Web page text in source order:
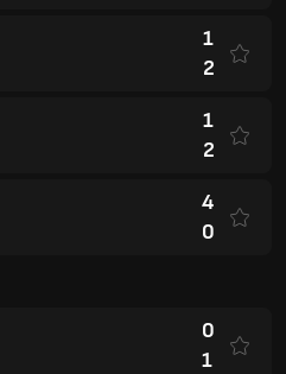
1
2
1
2
4
0
0
1